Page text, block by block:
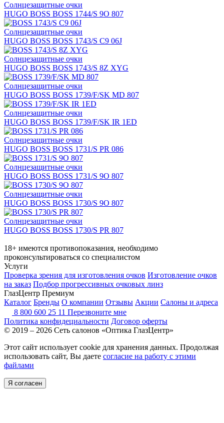
Солнцезащитные очки
HUGO BOSS BOSS 1744/S 9O 807
Солнцезащитные очки
HUGO BOSS BOSS 1743/S C9 06J
Солнцезащитные очки
HUGO BOSS BOSS 1743/S 8Z XYG
Солнцезащитные очки
HUGO BOSS BOSS 1739/F/SK MD 807
Солнцезащитные очки
HUGO BOSS BOSS 1739/F/SK IR 1ED
Солнцезащитные очки
HUGO BOSS BOSS 1731/S PR 086
Солнцезащитные очки
HUGO BOSS BOSS 1731/S 9O 807
Солнцезащитные очки
HUGO BOSS BOSS 1730/S 9O 807
Солнцезащитные очки
HUGO BOSS BOSS 1730/S PR 807
18+ имеются противопоказания, необходимо
проконсультироваться со специалистом
Услуги
Проверка зрения для изготовления очков Изготовление очков
на заказ Подбор прогрессивных очковых линз
ГлазЦентр Премиум
Каталог Бренды О компании Отзывы Акции Салоны и адреса
8 800 600 25 11 Перезвоните мне
Политика конфидециальности Договор оферты
© 2019 – 2026 Сеть салонов «Оптика ГлазЦентр»
Этот сайт использует cookie для хранения данных. Продолжая
использовать сайт, Вы даете согласие на работу с этими
файлами
Я согласен